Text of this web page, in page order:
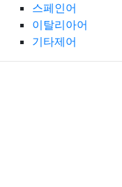
스페인어
이탈리아어
기타제어